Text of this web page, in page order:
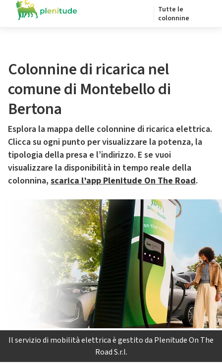
Tutte le
colonnine
Colonnine di ricarica nel
comune di Montebello di
Bertona
Esplora la mappa delle colonnine di ricarica elettrica.
Clicca su ogni punto per visualizzare la potenza, la
tipologia della presa e l’indirizzo. E se vuoi
visualizzare la disponibilità in tempo reale della
colonnina, scarica l’app Plenitude On The Road.
Il servizio di mobilità elettrica è gestito da Plenitude On The
Road S.r.l.